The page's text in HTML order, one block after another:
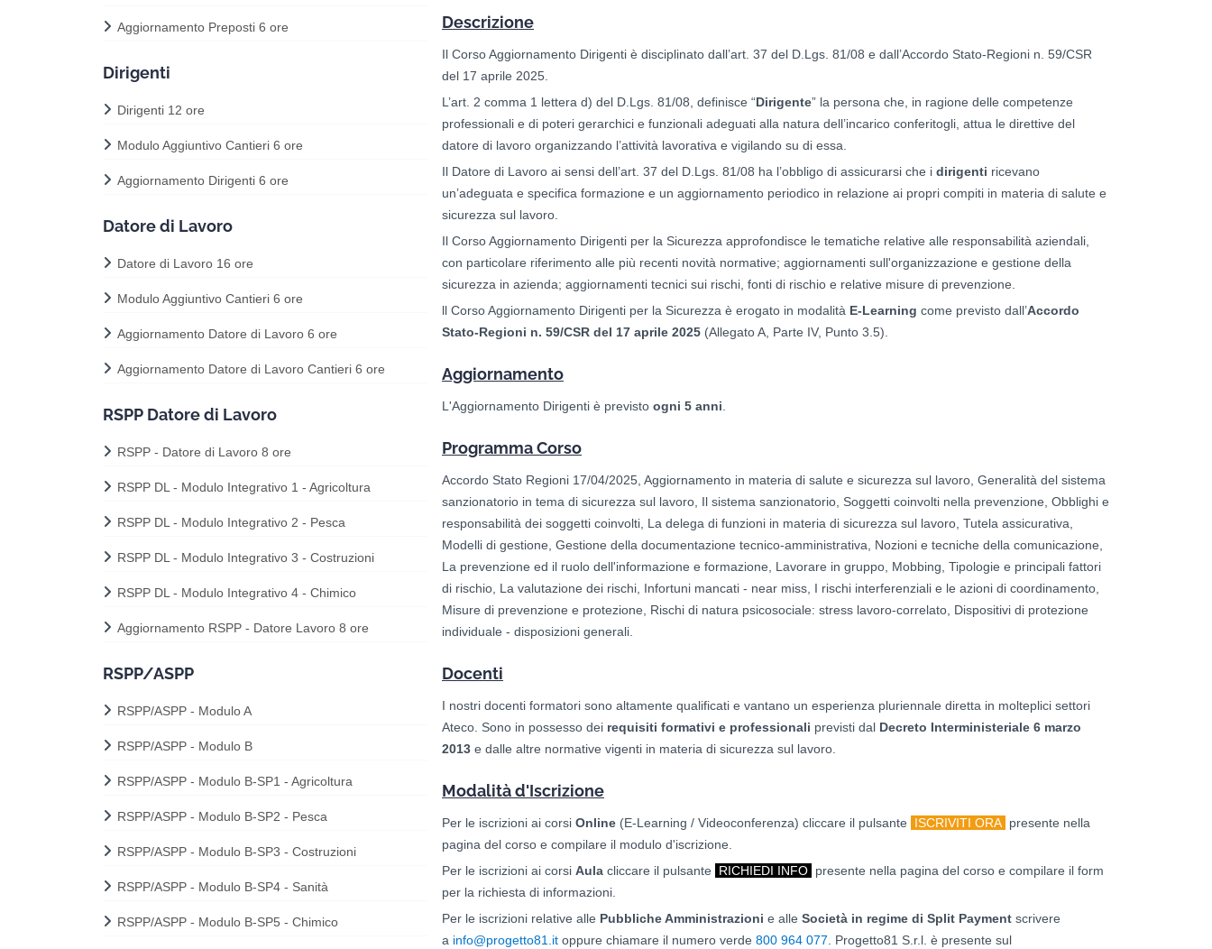
Descrizione
Il Corso Aggiornamento Dirigenti è disciplinato dall’art. 37 del D.Lgs. 81/08 e dall’Accordo Stato-Regioni n. 59/CSR
del 17 aprile 2025.
L’art. 2 comma 1 lettera d) del D.Lgs. 81/08, definisce “Dirigente” la persona che, in ragione delle competenze
professionali e di poteri gerarchici e funzionali adeguati alla natura dell’incarico conferitogli, attua le direttive del
datore di lavoro organizzando l’attività lavorativa e vigilando su di essa.
Il Datore di Lavoro ai sensi dell’art. 37 del D.Lgs. 81/08 ha l’obbligo di assicurarsi che i dirigenti ricevano
un’adeguata e specifica formazione e un aggiornamento periodico in relazione ai propri compiti in materia di salute e
sicurezza sul lavoro.
Il Corso Aggiornamento Dirigenti per la Sicurezza approfondisce le tematiche relative alle responsabilità aziendali,
con particolare riferimento alle più recenti novità normative; aggiornamenti sull'organizzazione e gestione della
sicurezza in azienda; aggiornamenti tecnici sui rischi, fonti di rischio e relative misure di prevenzione.
ll Corso Aggiornamento Dirigenti per la Sicurezza è erogato in modalità E-Learning come previsto dall’Accordo
Stato-Regioni n. 59/CSR del 17 aprile 2025 (Allegato A, Parte IV, Punto 3.5).
Aggiornamento
L'Aggiornamento Dirigenti è previsto ogni 5 anni.
Programma Corso
Accordo Stato Regioni 17/04/2025, Aggiornamento in materia di salute e sicurezza sul lavoro, Generalità del sistema
sanzionatorio in tema di sicurezza sul lavoro, Il sistema sanzionatorio, Soggetti coinvolti nella prevenzione, Obblighi e
responsabilità dei soggetti coinvolti, La delega di funzioni in materia di sicurezza sul lavoro, Tutela assicurativa,
Modelli di gestione, Gestione della documentazione tecnico-amministrativa, Nozioni e tecniche della comunicazione,
La prevenzione ed il ruolo dell'informazione e formazione, Lavorare in gruppo, Mobbing, Tipologie e principali fattori
di rischio, La valutazione dei rischi, Infortuni mancati - near miss, I rischi interferenziali e le azioni di coordinamento,
Misure di prevenzione e protezione, Rischi di natura psicosociale: stress lavoro-correlato, Dispositivi di protezione
individuale - disposizioni generali.
Docenti
I nostri docenti formatori sono altamente qualificati e vantano un esperienza pluriennale diretta in molteplici settori
Ateco. Sono in possesso dei requisiti formativi e professionali previsti dal Decreto Interministeriale 6 marzo
2013 e dalle altre normative vigenti in materia di sicurezza sul lavoro.
Modalità d'Iscrizione
Per le iscrizioni ai corsi Online (E-Learning / Videoconferenza) cliccare il pulsante ISCRIVITI ORA presente nella
pagina del corso e compilare il modulo d'iscrizione.
Per le iscrizioni ai corsi Aula cliccare il pulsante RICHIEDI INFO presente nella pagina del corso e compilare il form
per la richiesta di informazioni.
Per le iscrizioni relative alle Pubbliche Amministrazioni e alle Società in regime di Split Payment scrivere
a info@progetto81.it oppure chiamare il numero verde 800 964 077. Progetto81 S.r.l. è presente sul
Aggiornamento Preposti 6 ore
Dirigenti
Dirigenti 12 ore
Modulo Aggiuntivo Cantieri 6 ore
Aggiornamento Dirigenti 6 ore
Datore di Lavoro
Datore di Lavoro 16 ore
Modulo Aggiuntivo Cantieri 6 ore
Aggiornamento Datore di Lavoro 6 ore
Aggiornamento Datore di Lavoro Cantieri 6 ore
RSPP Datore di Lavoro
RSPP - Datore di Lavoro 8 ore
RSPP DL - Modulo Integrativo 1 - Agricoltura
RSPP DL - Modulo Integrativo 2 - Pesca
RSPP DL - Modulo Integrativo 3 - Costruzioni
RSPP DL - Modulo Integrativo 4 - Chimico
Aggiornamento RSPP - Datore Lavoro 8 ore
RSPP/ASPP
RSPP/ASPP - Modulo A
RSPP/ASPP - Modulo B
RSPP/ASPP - Modulo B-SP1 - Agricoltura
RSPP/ASPP - Modulo B-SP2 - Pesca
RSPP/ASPP - Modulo B-SP3 - Costruzioni
RSPP/ASPP - Modulo B-SP4 - Sanità
RSPP/ASPP - Modulo B-SP5 - Chimico